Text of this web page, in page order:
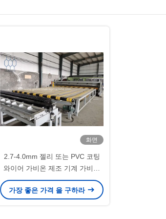
화면
2.7-4.0mm 젤리 또는 PVC 코팅
와이어 가비온 제조 기계 가비온
기계 30kW
가장 좋은 가격 을 구하라